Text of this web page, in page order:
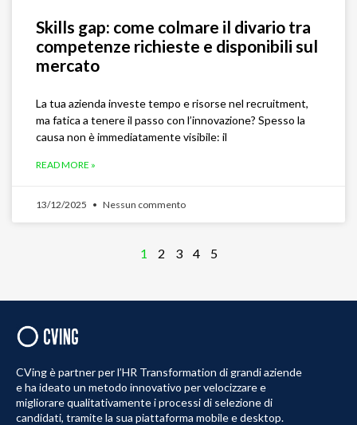
Skills gap: come colmare il divario tra
competenze richieste e disponibili sul
mercato
La tua azienda investe tempo e risorse nel recruitment,
ma fatica a tenere il passo con l’innovazione? Spesso la
causa non è immediatamente visibile: il
READ MORE »
13/12/2025 Nessun commento
1 2 3 4 5
CVing è partner per l’HR Transformation di grandi aziende
e ha ideato un metodo innovativo per velocizzare e
migliorare qualitativamente i processi di selezione di
candidati, tramite la sua piattaforma mobile e desktop.